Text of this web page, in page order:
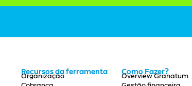
Recursos da ferramenta
Organização
Como Fazer?
Overview Granatum